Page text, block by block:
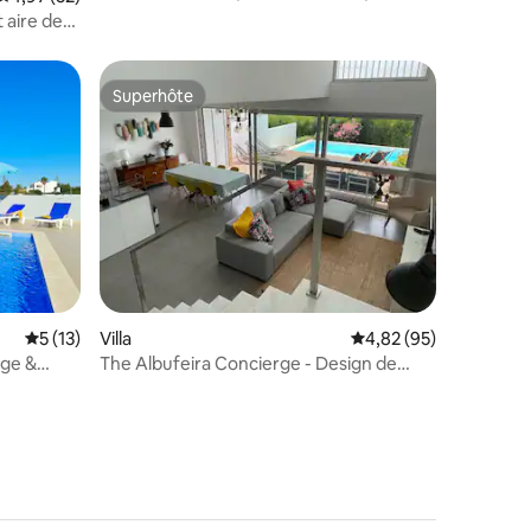
aire de
: 5 sur 5
Évaluation moyenne sur la base de 13 commentaires : 5 sur 5
5 (13)
&
Superhôte
Superhôte
Villa Évaluation moyenne
4,82 (95)
The Albufeira Concierge - Design de